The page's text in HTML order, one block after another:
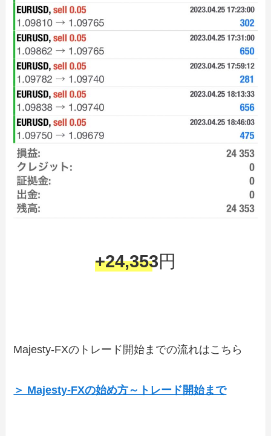
+24,353円
Majesty-FXのトレード開始までの流れはこちら
＞ Majesty-FXの始め方～トレード開始まで